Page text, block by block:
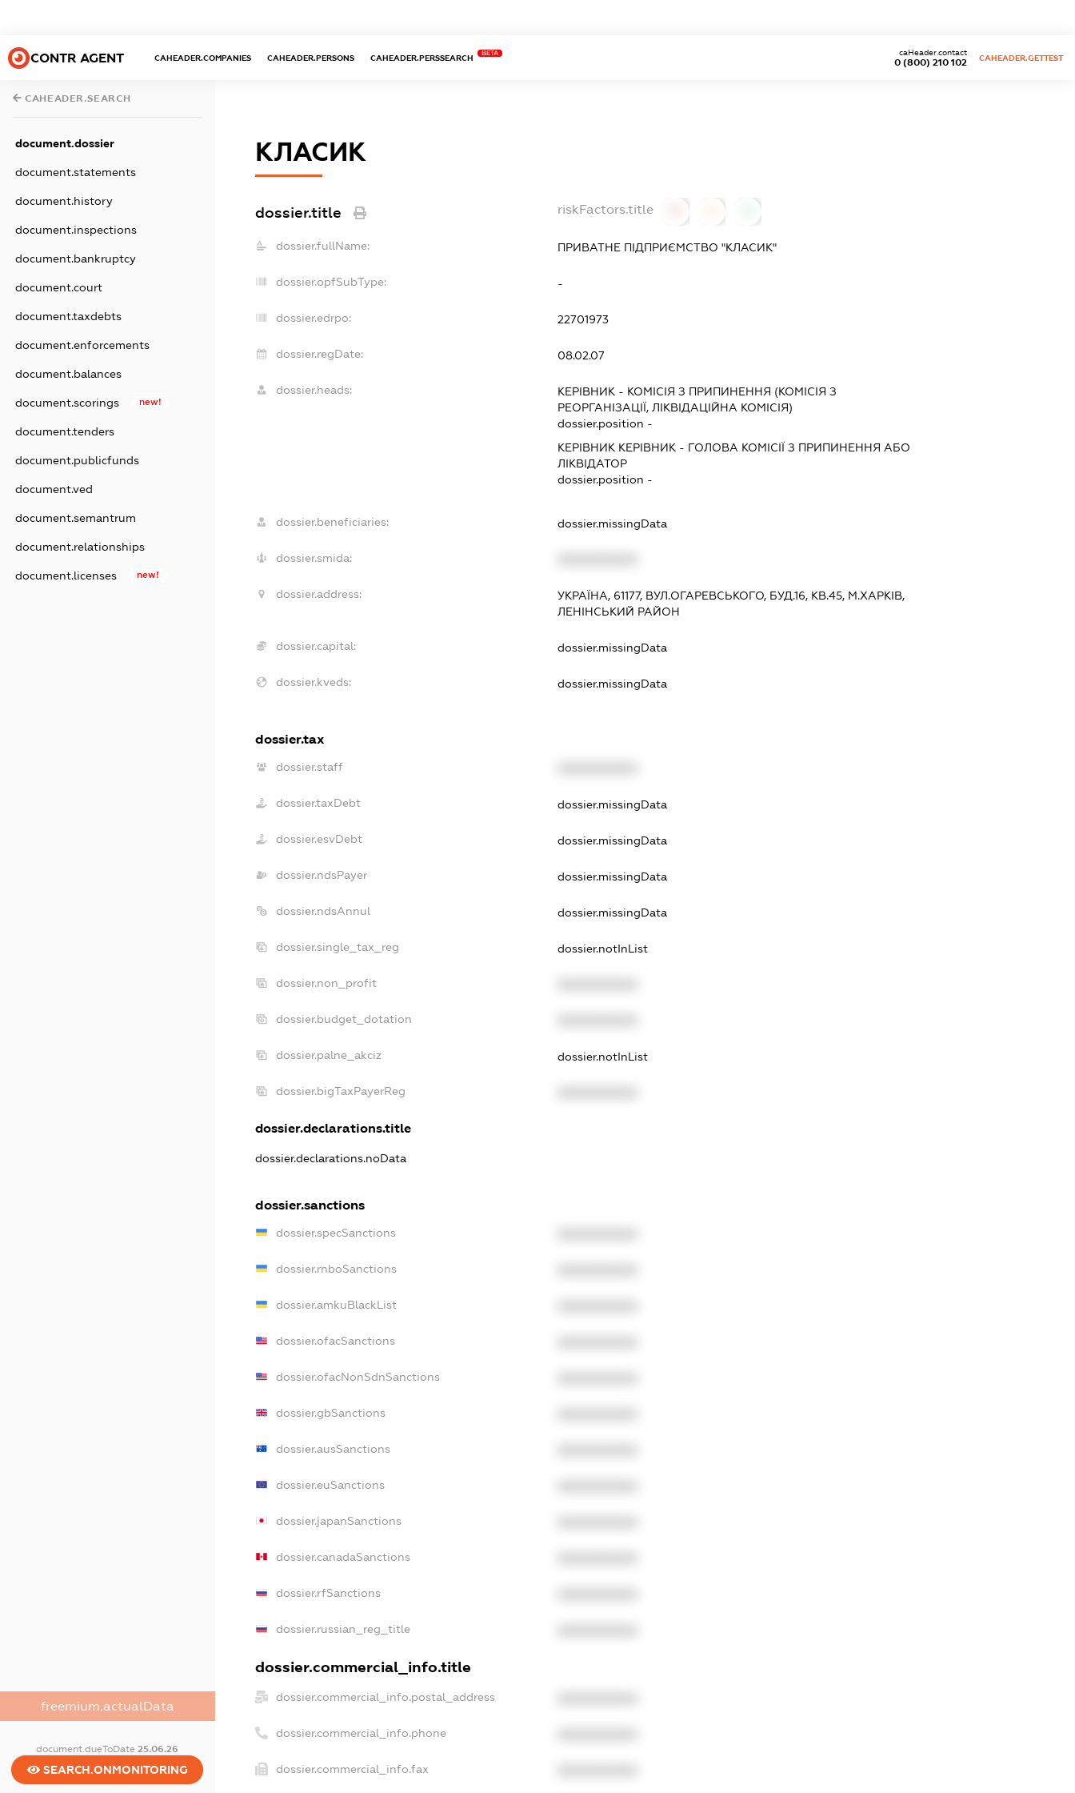
CONTR AGENT CAHEADER.COMPANIES CAHEADER.PERSONS CAHEADER.PERSSEARCH
BETA
0 (800) 210 102
caHeader.contact
CAHEADER.GETTEST
CAHEADER.SEARCH
document.dossier
document.statements
document.history
document.inspections
document.bankruptcy
document.court
document.taxdebts
document.enforcements
document.balances
document.scorings new!
document.tenders
document.publicfunds
document.ved
document.semantrum
document.relationships
document.licenses new!
freemium.actualData
document.dueToDate25.06.26
SEARCH.ONMONITORING
КЛАСИК
dossier.title riskFactors.title
dossier.fullName: ПРИВАТНЕ ПІДПРИЄМСТВО "КЛАСИК"
dossier.opfSubType: -
dossier.edrpo: 22701973
dossier.regDate: 08.02.07
dossier.heads: КЕРІВНИК - КОМІСІЯ З ПРИПИНЕННЯ (КОМІСІЯ З
РЕОРГАНІЗАЦІЇ, ЛІКВІДАЦІЙНА КОМІСІЯ)
dossier.position -
КЕРІВНИК КЕРІВНИК - ГОЛОВА КОМІСІЇ З ПРИПИНЕННЯ АБО
ЛІКВІДАТОР
dossier.position -
dossier.beneficiaries: dossier.missingData
dossier.smida:
dossier.address:
УКРАЇНА, 61177, ВУЛ.ОГАРЕВСЬКОГО, БУД.16, КВ.45, М.ХАРКІВ,
ЛЕНІНСЬКИЙ РАЙОН
dossier.capital: dossier.missingData
dossier.kveds: dossier.missingData
dossier.tax
dossier.staff
dossier.taxDebt dossier.missingData
dossier.esvDebt dossier.missingData
dossier.ndsPayer dossier.missingData
dossier.ndsAnnul dossier.missingData
dossier.single_tax_reg dossier.notInList
dossier.non_profit
dossier.budget_dotation
dossier.palne_akciz dossier.notInList
dossier.bigTaxPayerReg
dossier.declarations.title
dossier.declarations.noData
dossier.sanctions
dossier.specSanctions
dossier.rnboSanctions
dossier.amkuBlackList
dossier.ofacSanctions
dossier.ofacNonSdnSanctions
dossier.gbSanctions
dossier.ausSanctions
dossier.euSanctions
dossier.japanSanctions
dossier.canadaSanctions
dossier.rfSanctions
dossier.russian_reg_title
dossier.commercial_info.title
dossier.commercial_info.postal_address
dossier.commercial_info.phone
dossier.commercial_info.fax